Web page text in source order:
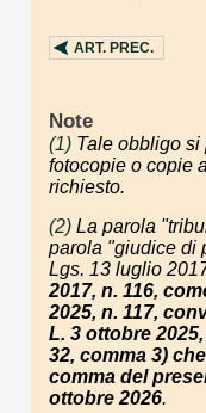
ART. PREC.
Note
(1) Tale obbligo si
fotocopie o copie
richiesto.
(2) La parola
parola "giudice di
Lgs. 13 luglio
2017, n. 116,
2025, n. 117,
L. 3 ottobre
32, comma 3)
comma del
ottobre 2026.